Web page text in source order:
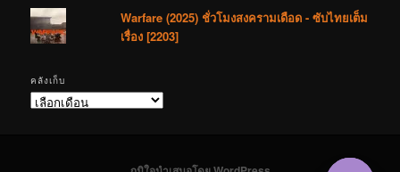
Warfare (2025) ชั่วโมงสงครามเดือด - ซับไทยเต็ม
เรื่อง [2203]
คลังเก็บ
คลัง